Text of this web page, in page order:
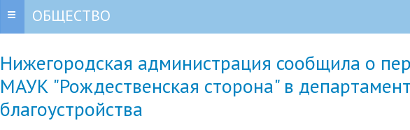
ОБЩЕСТВО
Нижегородская администрация сообщила о
МАУК "Рождественская сторона" в департамент
благоустройства